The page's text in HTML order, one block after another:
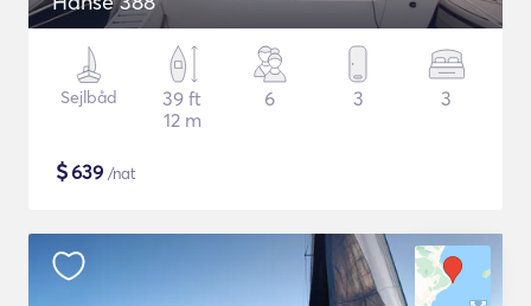
Sejlbåd
39 ft
12 m
6 3 3
$639 /nat